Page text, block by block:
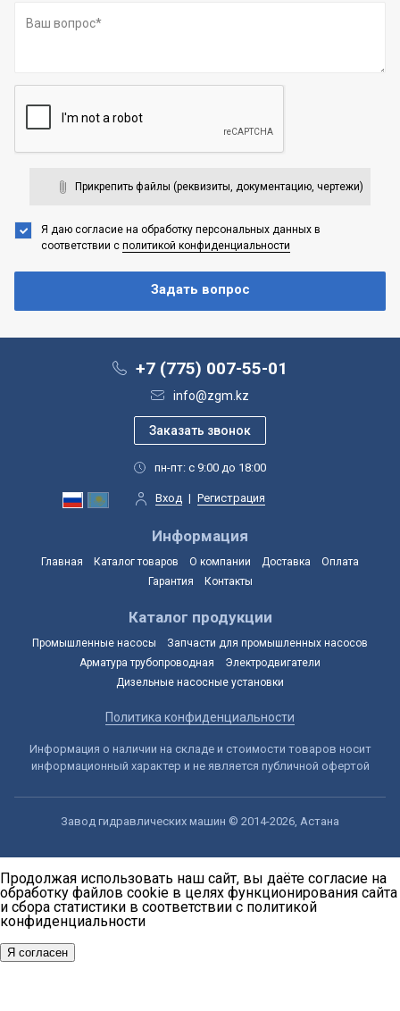
Прикрепить файлы (реквизиты, документацию, чертежи)
Я даю согласие на обработку персональных данных в
соответствии с политикой конфиденциальности
+7 (775) 007-55-01
info@zgm.kz
пн-пт: с 9:00 до 18:00
Вход | Регистрация
Информация
Главная Каталог товаров О компании Доставка
Оплата
Гарантия
Контакты
Каталог продукции
Промышленные насосы
Запчасти для промышленных насосов
Арматура трубопроводная
Электродвигатели
Дизельные насосные установки
Политика конфиденциальности
Информация о наличии на складе и стоимости товаров носит
информационный характер и не является публичной офертой
Завод гидравлических машин © 2014-2026, Астана
Продолжая использовать наш сайт, вы даёте согласие на
обработку файлов cookie в целях функционирования сайта
и сбора статистики в соответствии с политикой
конфиденциальности
Я согласен